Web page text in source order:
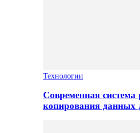
Технологии
Современная система
копирования данных